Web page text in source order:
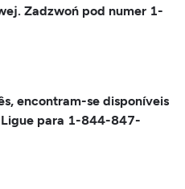
Zadzwoń pod numer 1-
encontram-se disponíveis
Ligue para 1-844-847-